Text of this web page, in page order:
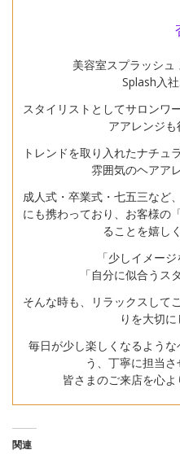
美容室スプラッシ
Splash入社
スタイリストとしてサロンワ
アアレンジも
トレンドを取り入れたナチュ
雰囲気のヘアア
成人式・卒業式・七五三など
にも携わっており、お客様の
ることを嬉し
「少しイメー
「自分に似合うス
そんな時も、リラックスして
りを大切に
毎日が少し楽しくなるよう
う、丁寧に担当さ
皆さまのご来店を心よ
関連